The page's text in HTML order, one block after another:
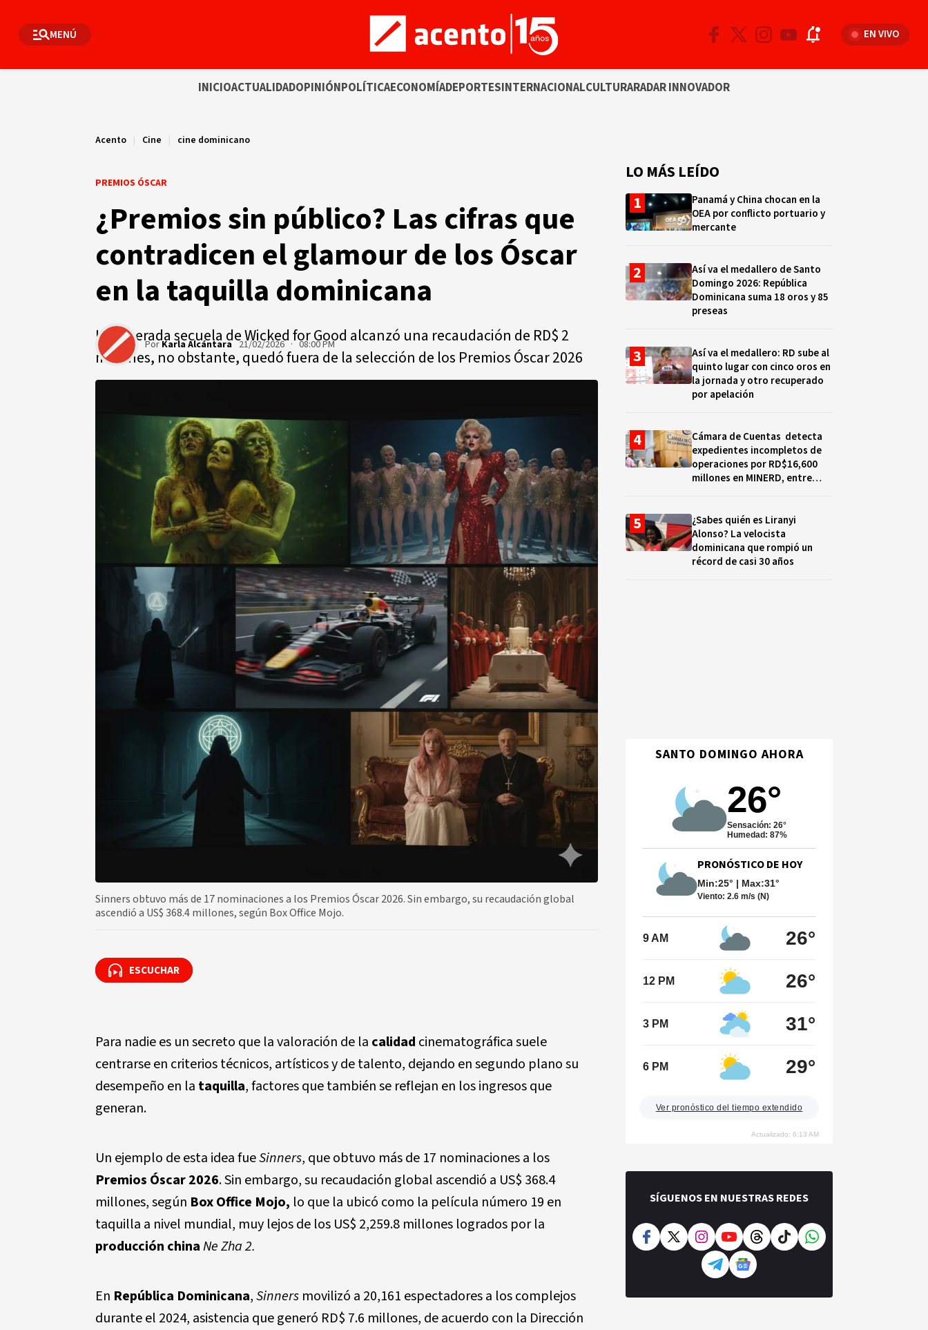
MENÚ EN VIVO
INICIOACTUALIDADOPINIÓNPOLÍTICAECONOMÍADEPORTESINTERNACIONALCULTURARADAR INNOVADOR
Acento | Cine | cine dominicano
PREMIOS ÓSCAR
¿Premios sin público? Las cifras que
contradicen el glamour de los Óscar
en la taquilla dominicana
La esperada secuela de Wicked for Good alcanzó una recaudación de RD$ 2
millones, no obstante, quedó fuera de la selección de los Premios Óscar 2026
PorKarla Alcántara 21/02/2026 · 08:00 PM
Sinners obtuvo más de 17 nominaciones a los Premios Óscar 2026. Sin embargo, su recaudación global
ascendió a US$ 368.4 millones, según Box Office Mojo.
ESCUCHAR
ESCUCHAR
Para nadie es un secreto que la valoración de la calidad cinematográfica suele
centrarse en criterios técnicos, artísticos y de talento, dejando en segundo plano su
desempeño en la taquilla, factores que también se reflejan en los ingresos que
generan.
Un ejemplo de esta idea fueSinners, que obtuvo más de 17 nominaciones a los
Premios Óscar 2026. Sin embargo, su recaudación global ascendió a US$ 368.4
millones, según Box Office Mojo, lo que la ubicó como la película número 19 en
taquilla a nivel mundial, muy lejos de los US$ 2,259.8 millones logrados por la
producción chinaNe Zha 2.
En República Dominicana,Sinners movilizó a 20,161 espectadores a los complejos
durante el 2024, asistencia que generó RD$ 7.6 millones, de acuerdo con la Dirección
LO MÁS LEÍDO
Panamá y China chocan en la
OEA por conflicto portuario y
mercante
Así va el medallero de Santo
Domingo 2026: República
Dominicana suma 18 oros y 85
preseas
Así va el medallero: RD sube al
quinto lugar con cinco oros en
la jornada y otro recuperado
por apelación
Cámara de Cuentas detecta
expedientes incompletos de
operaciones por RD$16,600
millones en MINERD, entre
¿Sabes quién es Liranyi
Alonso? La velocista
dominicana que rompió un
récord de casi 30 años
SANTO DOMINGO AHORA
26°
Sensación: 26°
Humedad: 87%
PRONÓSTICO DE HOY
Min:25° | Max:31°
Viento: 2.6 m/s (N)
9 AM 26°
12 PM 26°
3 PM 31°
6 PM 29°
Ver pronóstico del tiempo extendido
Actualizado: 6:13 AM
SÍGUENOS EN NUESTRAS REDES